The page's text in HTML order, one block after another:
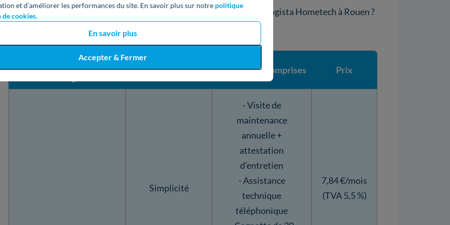
et d’améliorer les performances du site. En savoir plus sur notre politique
cookies.
En savoir plus
Accepter & Fermer
Vous souhaitez souscrire un contrat d’entretien auprès de l’agence Logista Hometech à Rouen ?
Équipements pris en
Forfaits proposés Prestations comprises Prix
Simplicité
- Visite de
maintenance
annuelle +
attestation
d'entretien
- Assistance
technique
téléphonique
7,84 €/mois
(TVA 5,5 %)